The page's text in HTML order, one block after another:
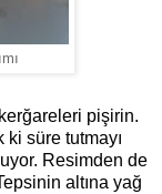
pişirin.
ki süre tutmayı
Resimden de
altına yağ